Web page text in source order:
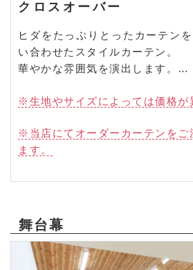
クロスオーバー
ヒダをたっぷりとったカーテン
い合わせたスタイルカーテン。
華やかな雰囲気を演出します。
す。
※生地やサイズによっては価格が
※当店にてオーダーカーテンをご
ます。
舞台幕